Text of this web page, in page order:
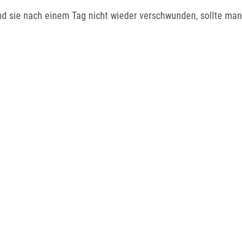
sie nach einem Tag nicht wieder verschwunden, sollte man